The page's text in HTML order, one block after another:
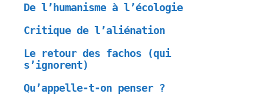
De l’humanisme à l’écologie
Critique de l’aliénation
Le retour des fachos (qui
s’ignorent)
Qu’appelle-t-on penser ?